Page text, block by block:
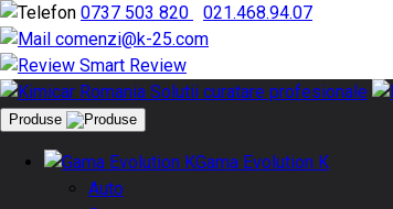
0737 503 820
021.468.94.07
comenzi@k-25.com
Smart Review
Produse
Gama Evolution K
Auto